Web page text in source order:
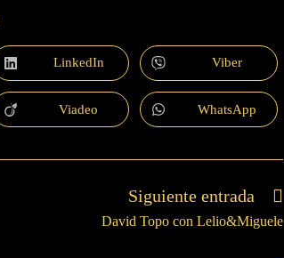
LinkedIn Viber
Viadeo WhatsApp
Siguiente entrada
David Topo con Lelio&Miguele